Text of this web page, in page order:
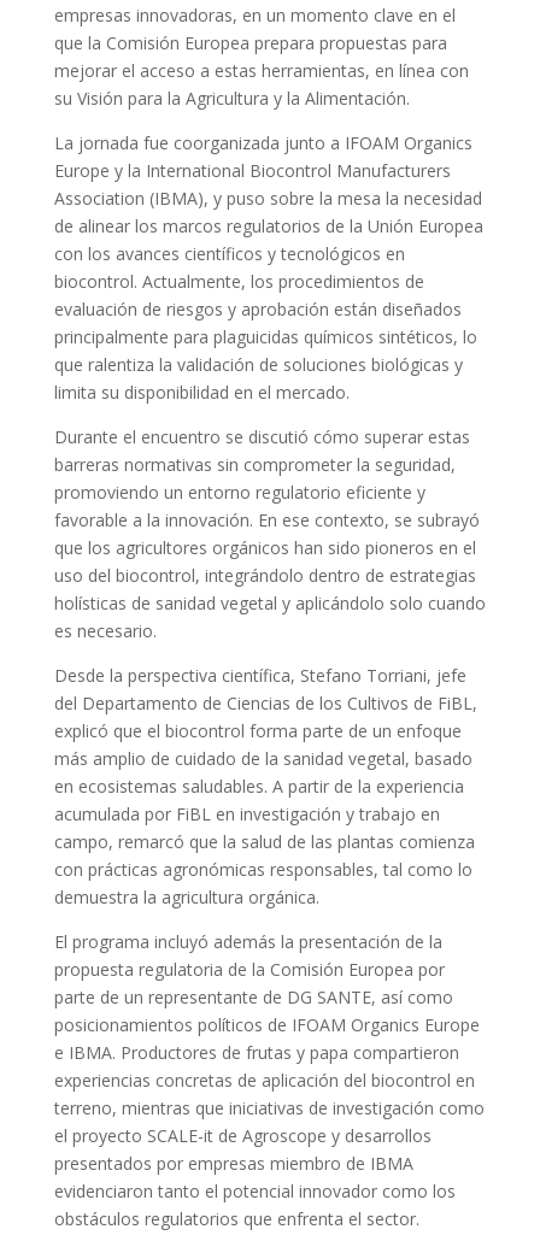
empresas innovadoras, en un momento clave en el
que la Comisión Europea prepara propuestas para
mejorar el acceso a estas herramientas, en línea con
su Visión para la Agricultura y la Alimentación.
La jornada fue coorganizada junto a IFOAM Organics
Europe y la International Biocontrol Manufacturers
Association (IBMA), y puso sobre la mesa la necesidad
de alinear los marcos regulatorios de la Unión Europea
con los avances científicos y tecnológicos en
biocontrol. Actualmente, los procedimientos de
evaluación de riesgos y aprobación están diseñados
principalmente para plaguicidas químicos sintéticos, lo
que ralentiza la validación de soluciones biológicas y
limita su disponibilidad en el mercado.
Durante el encuentro se discutió cómo superar estas
barreras normativas sin comprometer la seguridad,
promoviendo un entorno regulatorio eficiente y
favorable a la innovación. En ese contexto, se subrayó
que los agricultores orgánicos han sido pioneros en el
uso del biocontrol, integrándolo dentro de estrategias
holísticas de sanidad vegetal y aplicándolo solo cuando
es necesario.
Desde la perspectiva científica, Stefano Torriani, jefe
del Departamento de Ciencias de los Cultivos de FiBL,
explicó que el biocontrol forma parte de un enfoque
más amplio de cuidado de la sanidad vegetal, basado
en ecosistemas saludables. A partir de la experiencia
acumulada por FiBL en investigación y trabajo en
campo, remarcó que la salud de las plantas comienza
con prácticas agronómicas responsables, tal como lo
demuestra la agricultura orgánica.
El programa incluyó además la presentación de la
propuesta regulatoria de la Comisión Europea por
parte de un representante de DG SANTE, así como
posicionamientos políticos de IFOAM Organics Europe
e IBMA. Productores de frutas y papa compartieron
experiencias concretas de aplicación del biocontrol en
terreno, mientras que iniciativas de investigación como
el proyecto SCALE-it de Agroscope y desarrollos
presentados por empresas miembro de IBMA
evidenciaron tanto el potencial innovador como los
obstáculos regulatorios que enfrenta el sector.